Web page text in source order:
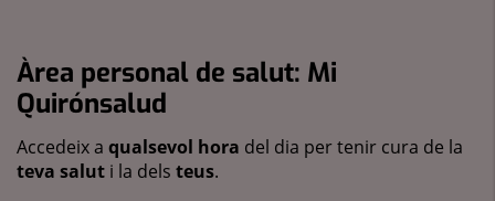
Àrea personal de salut: Mi
Quirónsalud
Accedeix a qualsevol hora del dia per tenir cura de la
teva salut i la dels teus.